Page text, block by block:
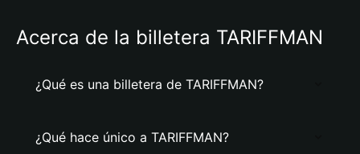
Acerca de la billetera TARIFFMAN
¿Qué es una billetera de TARIFFMAN?
¿Qué hace único a TARIFFMAN?